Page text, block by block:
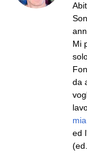
Mi
da
ed